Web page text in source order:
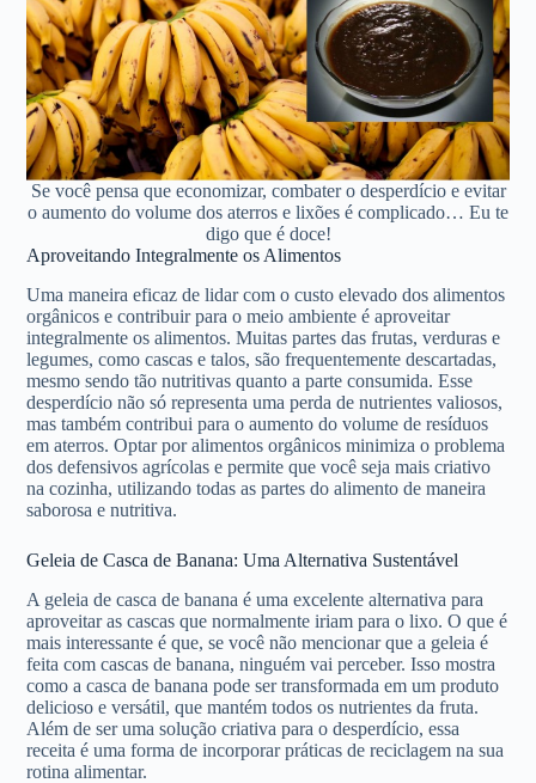
Se você pensa que economizar, combater o desperdício e evitar
o aumento do volume dos aterros e lixões é complicado… Eu te
digo que é doce!
Aproveitando Integralmente os Alimentos
Uma maneira eficaz de lidar com o custo elevado dos alimentos
orgânicos e contribuir para o meio ambiente é aproveitar
integralmente os alimentos. Muitas partes das frutas, verduras e
legumes, como cascas e talos, são frequentemente descartadas,
mesmo sendo tão nutritivas quanto a parte consumida. Esse
desperdício não só representa uma perda de nutrientes valiosos,
mas também contribui para o aumento do volume de resíduos
em aterros. Optar por alimentos orgânicos minimiza o problema
dos defensivos agrícolas e permite que você seja mais criativo
na cozinha, utilizando todas as partes do alimento de maneira
saborosa e nutritiva.
Geleia de Casca de Banana: Uma Alternativa Sustentável
A geleia de casca de banana é uma excelente alternativa para
aproveitar as cascas que normalmente iriam para o lixo. O que é
mais interessante é que, se você não mencionar que a geleia é
feita com cascas de banana, ninguém vai perceber. Isso mostra
como a casca de banana pode ser transformada em um produto
delicioso e versátil, que mantém todos os nutrientes da fruta.
Além de ser uma solução criativa para o desperdício, essa
receita é uma forma de incorporar práticas de reciclagem na sua
rotina alimentar.